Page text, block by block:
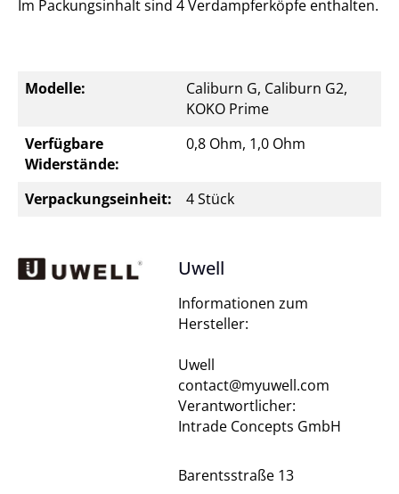
Im Packungsinhalt sind 4 Verdampferköpfe enthalten.
Modelle:
Caliburn G, Caliburn G2,
KOKO Prime
Verfügbare
Widerstände:
0,8 Ohm, 1,0 Ohm
Verpackungseinheit: 4 Stück
Uwell
Informationen zum
Hersteller:
Uwell
contact@myuwell.com
Verantwortlicher:
Intrade Concepts GmbH
Barentsstraße 13